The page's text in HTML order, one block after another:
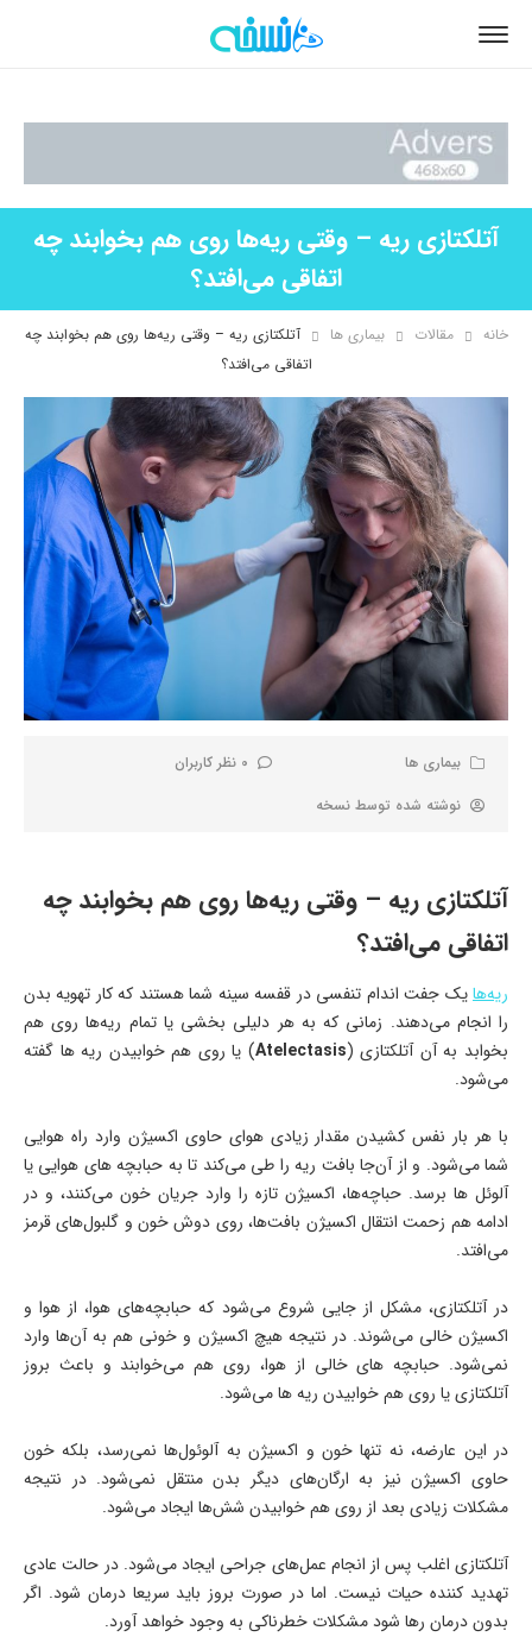
آتلکتازی ریه – وقتی ریه‌ها روی هم بخوابند چه
اتفاقی می‌افتد؟
خانه مقالات بیماری ها
آتلکتازی ریه – وقتی ریه‌ها روی هم بخوابند چه
اتفاقی می‌افتد؟
بیماری ها
0 نظر کاربران
نوشته شده توسط نسخه
آتلکتازی ریه – وقتی ریه‌ها روی هم بخوابند چه
اتفاقی می‌افتد؟
ریه‌هایک جفت اندام تنفسی در قفسه سینه شما هستند که کار تهویه بدن
را انجام می‌دهند. زمانی که به هر دلیلی بخشی یا تمام ریه‌ها روی هم
بخوابد به آن آتلکتازی (Atelectasis) یا روی هم خوابیدن ریه ها گفته
می‌شود.
با هر بار نفس کشیدن مقدار زیادی هوای حاوی اکسیژن وارد راه هوایی
شما می‌شود. و از آن‌جا بافت ریه را طی می‌کند تا به حبابچه های هوایی یا
آلوئل ها برسد. حباچه‌ها، اکسیژن تازه را وارد جریان خون می‌کنند، و در
ادامه هم زحمت انتقال اکسیژن بافت‌ها، روی دوش خون و گلبول‌های قرمز
می‌افتد.
در آتلکتازی، مشکل از جایی شروع می‌شود که حبابچه‌های هوا، از هوا و
اکسیژن خالی می‌شوند. در نتیجه هیچ اکسیژن و خونی هم به آن‌ها وارد
نمی‌شود. حبابچه های خالی از هوا، روی هم می‌خوابند و باعث بروز
آتلکتازی یا روی هم خوابیدن ریه ها می‌شود.
در این عارضه، نه تنها خون و اکسیژن به آلوئول‌ها نمی‌رسد، بلکه خون
حاوی اکسیژن نیز به ارگان‌های دیگر بدن منتقل نمی‌شود. در نتیجه
مشکلات زیادی بعد از روی هم خوابیدن شش‌ها ایجاد می‌شود.
آتلکتازی اغلب پس از انجام عمل‌های جراحی ایجاد می‌شود. در حالت عادی
تهدید کننده حیات نیست. اما در صورت بروز باید سریعا درمان شود. اگر
بدون درمان رها شود مشکلات خطرناکی به وجود خواهد آورد.